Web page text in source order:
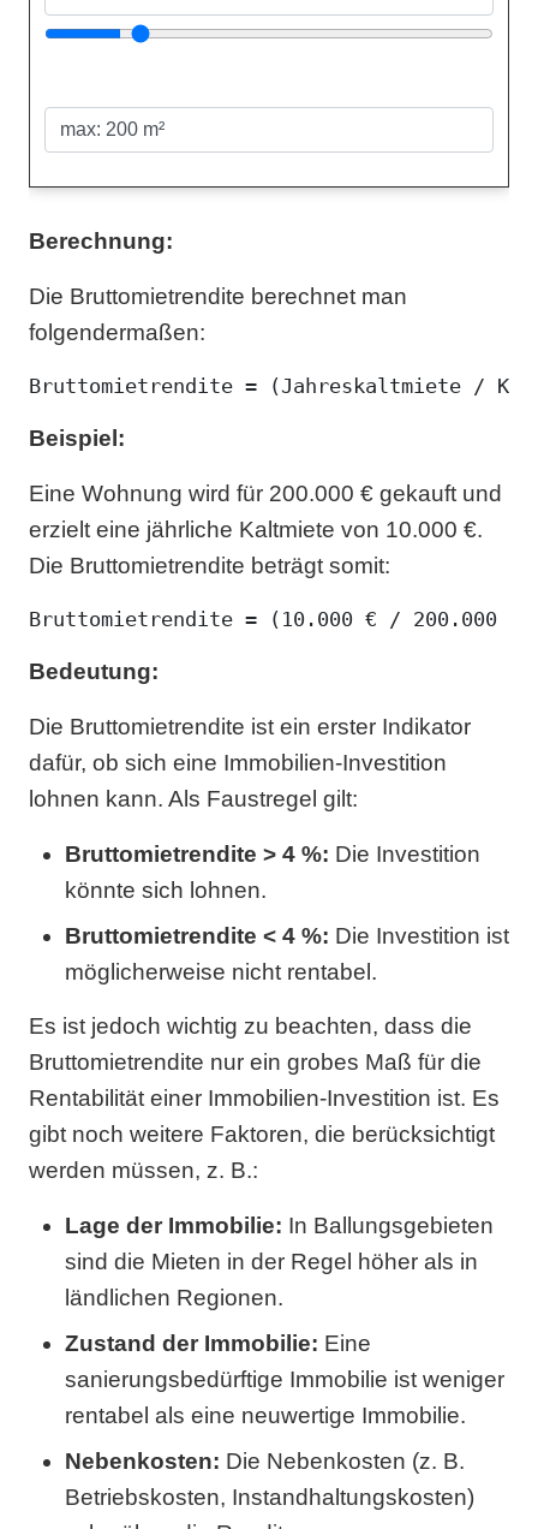
Berechnung:
Die Bruttomietrendite berechnet man
folgendermaßen:
Beispiel:
Eine Wohnung wird für 200.000 € gekauft und
erzielt eine jährliche Kaltmiete von 10.000 €.
Die Bruttomietrendite beträgt somit:
Bedeutung:
Die Bruttomietrendite ist ein erster Indikator
dafür, ob sich eine Immobilien-Investition
lohnen kann. Als Faustregel gilt:
Bruttomietrendite > 4 %: Die Investition
könnte sich lohnen.
Bruttomietrendite < 4 %: Die Investition ist
möglicherweise nicht rentabel.
Es ist jedoch wichtig zu beachten, dass die
Bruttomietrendite nur ein grobes Maß für die
Rentabilität einer Immobilien-Investition ist. Es
gibt noch weitere Faktoren, die berücksichtigt
werden müssen, z. B.:
Lage der Immobilie: In Ballungsgebieten
sind die Mieten in der Regel höher als in
ländlichen Regionen.
Zustand der Immobilie: Eine
sanierungsbedürftige Immobilie ist weniger
rentabel als eine neuwertige Immobilie.
Nebenkosten: Die Nebenkosten (z. B.
Betriebskosten, Instandhaltungskosten)